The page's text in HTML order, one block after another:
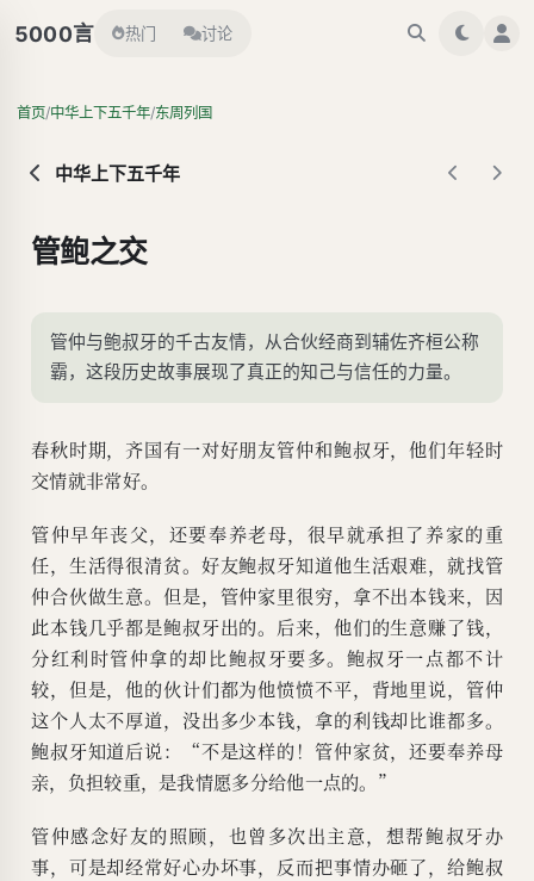
5000言 热门 讨论
首页/中华上下五千年/东周列国
中华上下五千年
管鲍之交
管仲与鲍叔牙的千古友情，从合伙经商到辅佐齐桓公称
霸，这段历史故事展现了真正的知己与信任的力量。
春秋时期，齐国有一对好朋友管仲和鲍叔牙，他们年轻时
交情就非常好。
管仲早年丧父，还要奉养老母，很早就承担了养家的重
任，生活得很清贫。好友鲍叔牙知道他生活艰难，就找管
仲合伙做生意。但是，管仲家里很穷，拿不出本钱来，因
此本钱几乎都是鲍叔牙出的。后来，他们的生意赚了钱，
分红利时管仲拿的却比鲍叔牙要多。鲍叔牙一点都不计
较，但是，他的伙计们都为他愤愤不平，背地里说，管仲
这个人太不厚道，没出多少本钱，拿的利钱却比谁都多。
鲍叔牙知道后说：“不是这样的！管仲家贫，还要奉养母
亲，负担较重，是我情愿多分给他一点的。”
管仲感念好友的照顾，也曾多次出主意，想帮鲍叔牙办
事，可是却经常好心办坏事，反而把事情办砸了，给鲍叔